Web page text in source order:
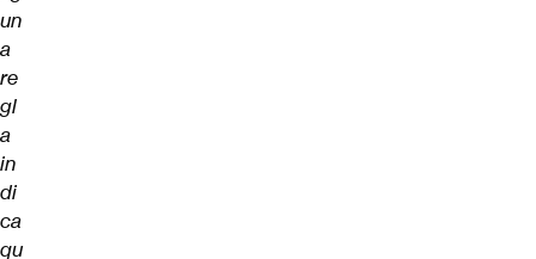
un
a
re
gl
a
in
di
ca
qu